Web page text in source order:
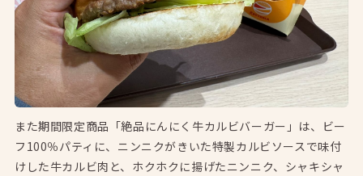
また期間限定商品「絶品にんにく牛カルビバーガー」は、ビー
フ100％パティに、ニンニクがきいた特製カルビソースで味付
けした牛カルビ肉と、ホクホクに揚げたニンニク、シャキシャ